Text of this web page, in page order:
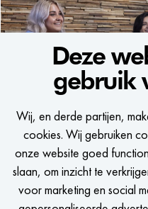
Deze
gebruik
Wij, en derde partijen,
cookies. Wij gebruiken
onze website goed
slaan, om inzicht te
voor marketing en social
WE WOULD
IN TOUCH
Een seintje krijgen zodra er